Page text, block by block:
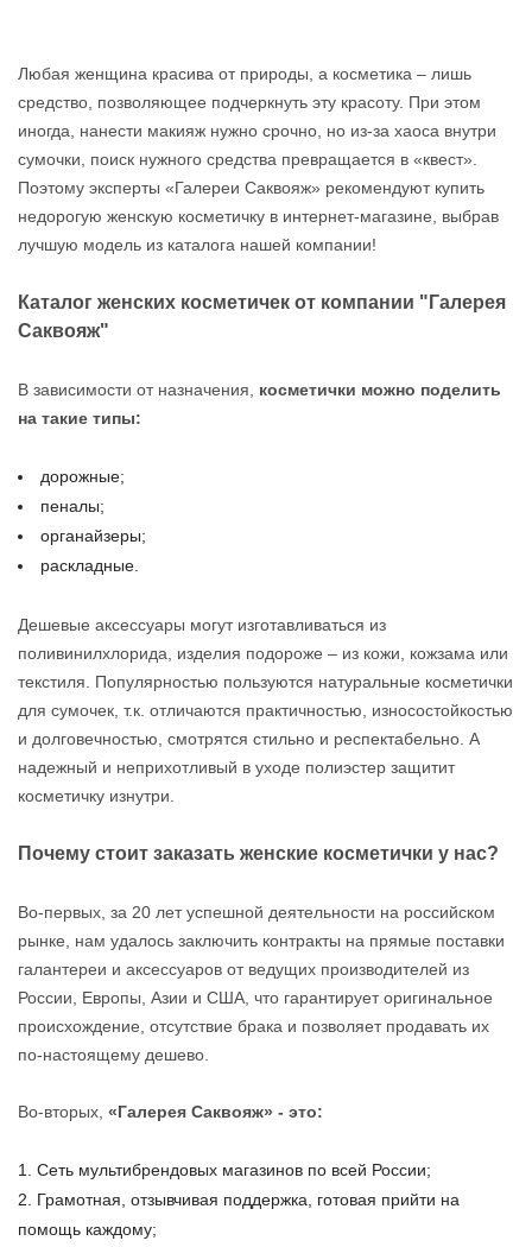
Любая женщина красива от природы, а косметика – лишь
средство, позволяющее подчеркнуть эту красоту. При этом
иногда, нанести макияж нужно срочно, но из-за хаоса внутри
сумочки, поиск нужного средства превращается в «квест».
Поэтому эксперты «Галереи Саквояж» рекомендуют купить
недорогую женскую косметичку в интернет-магазине, выбрав
лучшую модель из каталога нашей компании!
Каталог женских косметичек от компании "Галерея
Саквояж"
В зависимости от назначения, косметички можно поделить
на такие типы:
дорожные;
пеналы;
органайзеры;
раскладные.
Дешевые аксессуары могут изготавливаться из
поливинилхлорида, изделия подороже – из кожи, кожзама или
текстиля. Популярностью пользуются натуральные косметички
для сумочек, т.к. отличаются практичностью, износостойкостью
и долговечностью, смотрятся стильно и респектабельно. А
надежный и неприхотливый в уходе полиэстер защитит
косметичку изнутри.
Почему стоит заказать женские косметички у нас?
Во-первых, за 20 лет успешной деятельности на российском
рынке, нам удалось заключить контракты на прямые поставки
галантереи и аксессуаров от ведущих производителей из
России, Европы, Азии и США, что гарантирует оригинальное
происхождение, отсутствие брака и позволяет продавать их
по-настоящему дешево.
Во-вторых, «Галерея Саквояж» - это:
Сеть мультибрендовых магазинов по всей России;
Грамотная, отзывчивая поддержка, готовая прийти на
помощь каждому;